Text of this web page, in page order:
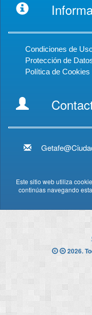
Condiciones de
Protección de
Política de Cookies
Este sitio web utiliza
continúas navegando
2026.